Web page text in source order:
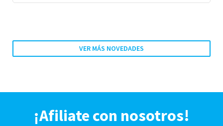
VER MÁS NOVEDADES
¡Afiliate con nosotros!